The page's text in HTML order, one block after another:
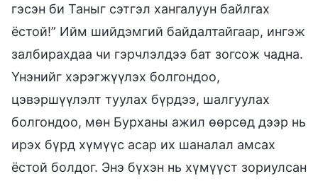
гэсэн би Таныг сэтгэл хангалуун байлгах
ёстой!” Ийм шийдэмгий байдалтайгаар, ингэж
залбирахдаа чи гэрчлэлдээ бат зогсож чадна.
Үнэнийг хэрэгжүүлэх болгондоо,
цэвэршүүлэлт туулах бүрдээ, шалгуулах
болгондоо, мөн Бурханы ажил өөрсөд дээр нь
ирэх бүрд хүмүүс асар их шаналал амсах
ёстой болдог. Энэ бүхэн нь хүмүүст зориулсан